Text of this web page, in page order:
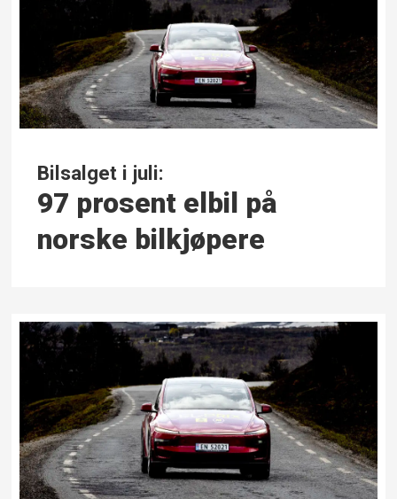
Bilsalget i juli:
97 prosent elbil på
norske bilkjøpere